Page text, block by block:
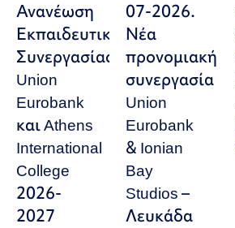
Ανανέωση
Εκπαιδευτικής
Συνεργασίας
Union
Eurobank
και Athens
International
College
2026-
2027
07-2026.
Νέα
προνομιακή
συνεργασία
Union
Eurobank
& Ionian
Bay
Studios –
Λευκάδα